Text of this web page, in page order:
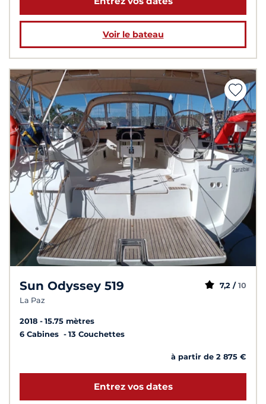
Voir le bateau
Sun Odyssey 519
La Paz
7,2 / 10
2018
15.75 mètres
6 Cabines
13 Couchettes
à partir de 2 875 €
Entrez vos dates